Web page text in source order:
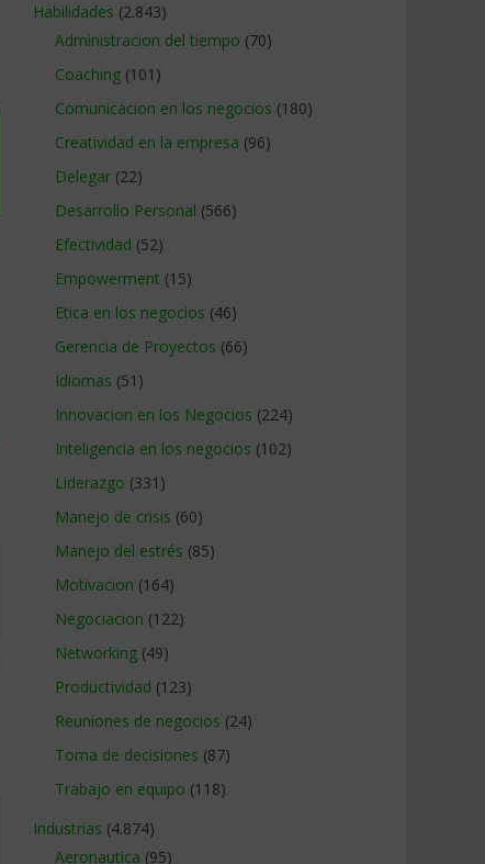
Habilidades (2.843)
Administracion del tiempo (70)
Coaching (101)
Comunicacion en los negocios (180)
Creatividad en la empresa (96)
Delegar (22)
Desarrollo Personal (566)
Efectividad (52)
Empowerment (15)
Etica en los negocios (46)
Gerencia de Proyectos (66)
Idiomas (51)
Innovacion en los Negocios (224)
Inteligencia en los negocios (102)
Liderazgo (331)
Manejo de crisis (60)
Manejo del estrés (85)
Motivacion (164)
Negociacion (122)
Networking (49)
Productividad (123)
Reuniones de negocios (24)
Toma de decisiones (87)
Trabajo en equipo (118)
Industrias (4.874)
Aeronautica (95)